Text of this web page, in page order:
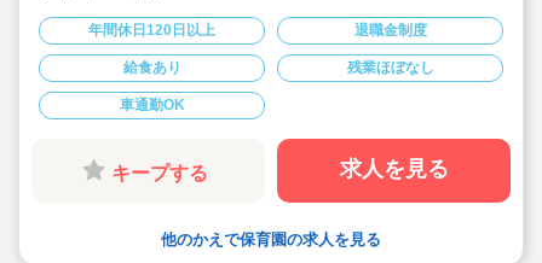
た、事務業務に専念できる時間を作る等、様々な工夫を
されてます♪
◆月給25万～、賞与実績4.0ヶ月
◆福利厚生充実で長く勤められる環境です♪
年間休日120日以上 退職金制度
給食あり 残業ほぼなし
車通勤OK
キープする 求人を見る
他のかえで保育園の求人を見る